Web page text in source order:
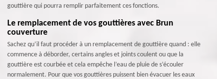
gouttière qui pourra remplir parfaitement ces fonctions.
Le remplacement de vos gouttières avec Brun
couverture
Sachez qu’il faut procéder à un remplacement de gouttière quand : elle
commence à déborder, certains angles et joints coulent ou que la
gouttière est courbée et cela empêche l’eau de pluie de s’écouler
normalement. Pour que vos gouttières puissent bien évacuer les eaux